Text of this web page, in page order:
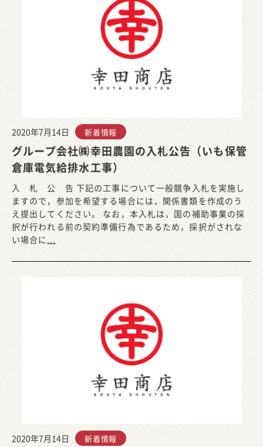
2020年7月14日 新着情報
グループ会社㈱幸田農園の入札公告（いも保管
倉庫電気給排水工事）
入 札 公 告 下記の工事について一般競争入札を実施し
ますので，参加を希望する場合には，関係書類を作成のう
え提出してください。 なお，本入札は，国の補助事業の採
択が行われる前の契約準備行為であるため，採択がされな
い場合に
2020年7月14日 新着情報